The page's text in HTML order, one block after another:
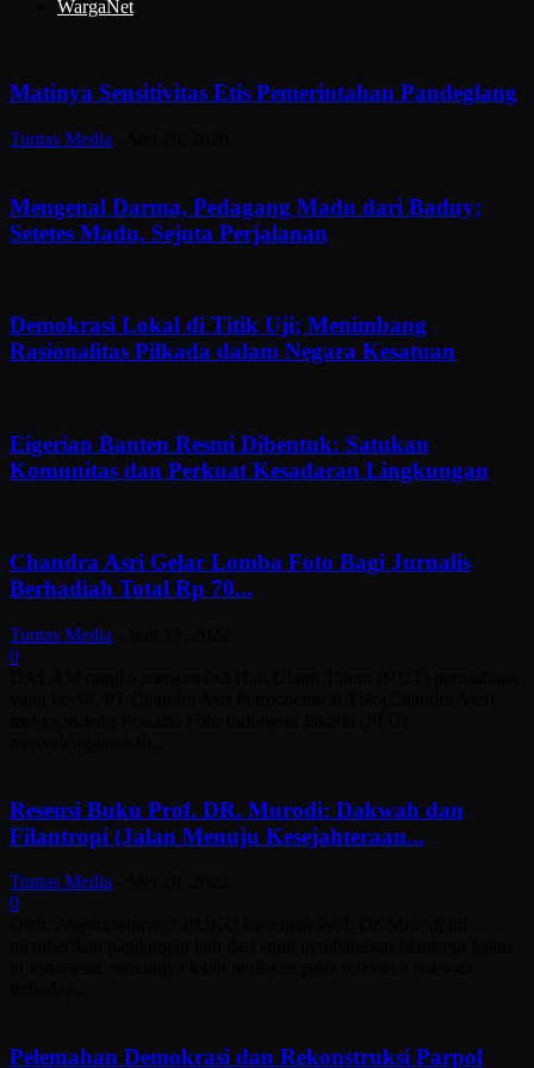
WargaNet
Matinya Sensitivitas Etis Pemerintahan Pandeglang
Tuntas Media
Mengenal Darma, Pedagang Madu dari Baduy;
Setetes Madu, Sejuta Perjalanan
Demokrasi Lokal di Titik Uji; Menimbang
Rasionalitas Pilkada dalam Negara Kesatuan
Eigerian Banten Resmi Dibentuk: Satukan
Komunitas dan Perkuat Kesadaran Lingkungan
Chandra Asri Gelar Lomba Foto Bagi Jurnalis
Berhadiah Total Rp 70...
Tuntas Media
0
Resensi Buku Prof. DR. Murodi: Dakwah dan
Filantropi (Jalan Menuju Kesejahteraan...
Tuntas Media
0
Pelemahan Demokrasi dan Rekonstruksi Parpol